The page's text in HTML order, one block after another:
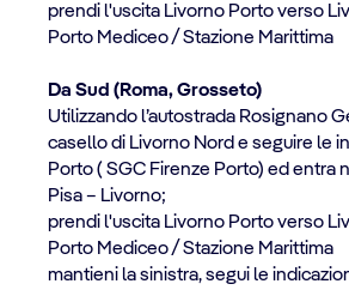
prendi l'uscita Livorno Porto verso
Porto Mediceo / Stazione Marittima
Da Sud (Roma, Grosseto)
Utilizzando l’autostrada Rosignano
casello di Livorno Nord e seguire le
Porto ( SGC Firenze Porto) ed entra
Pisa – Livorno;
prendi l'uscita Livorno Porto verso
Porto Mediceo / Stazione Marittima
mantieni la sinistra, segui le